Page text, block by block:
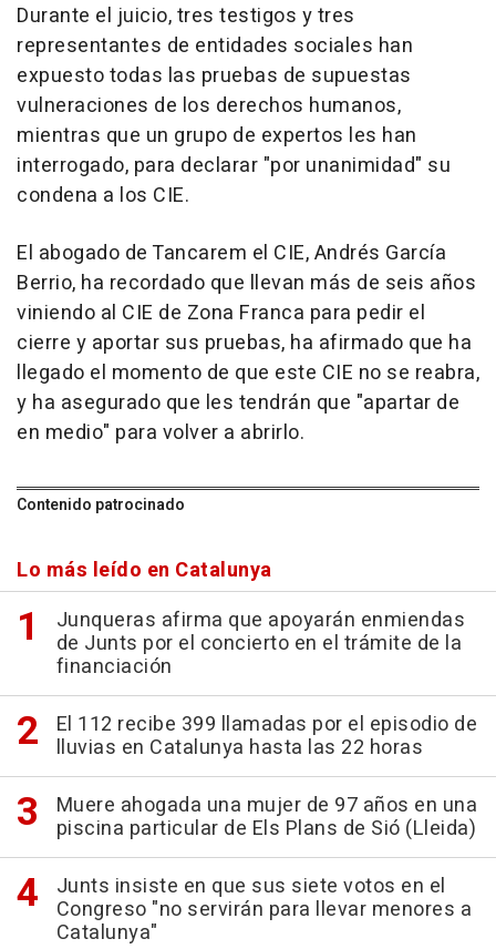
Durante el juicio, tres testigos y tres
representantes de entidades sociales han
expuesto todas las pruebas de supuestas
vulneraciones de los derechos humanos,
mientras que un grupo de expertos les han
interrogado, para declarar "por unanimidad" su
condena a los CIE.
El abogado de Tancarem el CIE, Andrés García
Berrio, ha recordado que llevan más de seis años
viniendo al CIE de Zona Franca para pedir el
cierre y aportar sus pruebas, ha afirmado que ha
llegado el momento de que este CIE no se reabra,
y ha asegurado que les tendrán que "apartar de
en medio" para volver a abrirlo.
Contenido patrocinado
Lo más leído en Catalunya
Junqueras afirma que apoyarán enmiendas
de Junts por el concierto en el trámite de la
financiación
El 112 recibe 399 llamadas por el episodio de
lluvias en Catalunya hasta las 22 horas
Muere ahogada una mujer de 97 años en una
piscina particular de Els Plans de Sió (Lleida)
Junts insiste en que sus siete votos en el
Congreso "no servirán para llevar menores a
Catalunya"